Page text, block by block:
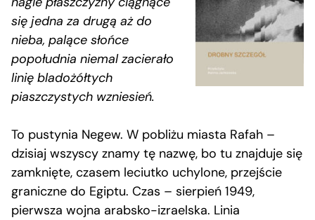
się jedna za drugą aż do
nieba, palące słońce
popołudnia niemal zacierało
linię bladożółtych
piaszczystych wzniesień.
To pustynia Negew. W pobliżu miasta Rafah –
dzisiaj wszyscy znamy tę nazwę, bo tu znajduje się
zamknięte, czasem leciutko uchylone, przejście
graniczne do Egiptu. Czas – sierpień 1949,
pierwsza wojna arabsko-izraelska. Linia